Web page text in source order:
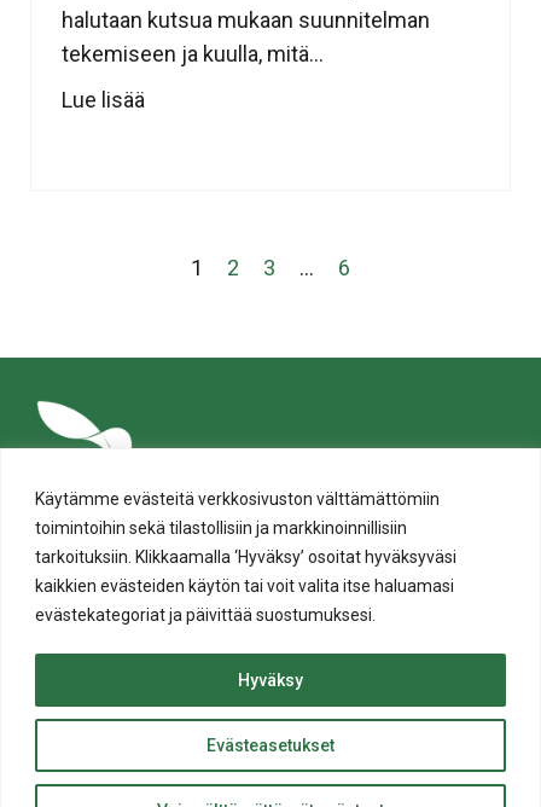
Käytämme evästeitä verkkosivuston välttämättömiin
toimintoihin sekä tilastollisiin ja markkinoinnillisiin
tarkoituksiin. Klikkaamalla ‘Hyväksy’ osoitat hyväksyväsi
kaikkien evästeiden käytön tai voit valita itse haluamasi
evästekategoriat ja päivittää suostumuksesi.
Evästeasetukset
Hyväksy
halutaan kutsua mukaan suunnitelman
tekemiseen ja kuulla, mitä...
Lue lisää
1 2 3 … 6
ylös
© Salon kaupunki 2020 • All rights reserved.